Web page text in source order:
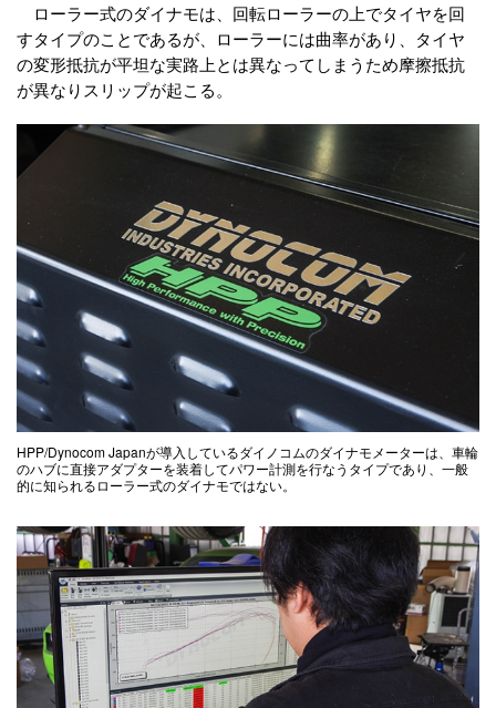
ローラー式のダイナモは、回転ローラーの上でタイヤを回
すタイプのことであるが、ローラーには曲率があり、タイヤ
の変形抵抗が平坦な実路上とは異なってしまうため摩擦抵抗
が異なりスリップが起こる。
HPP/Dynocom Japanが導入しているダイノコムのダイナモメーターは、車輪
のハブに直接アダプターを装着してパワー計測を行なうタイプであり、一般
的に知られるローラー式のダイナモではない。